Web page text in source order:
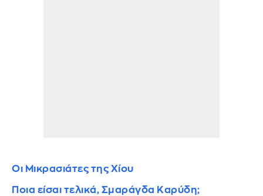
Οι Μικρασιάτες της Χίου
Ποια είσαι τελικά, Σμαράγδα Καρύδη;